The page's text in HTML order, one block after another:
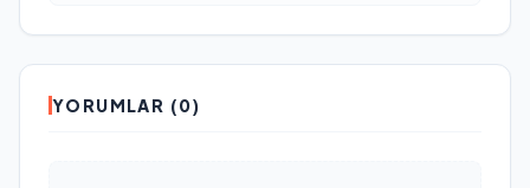
YORUMLAR (0)